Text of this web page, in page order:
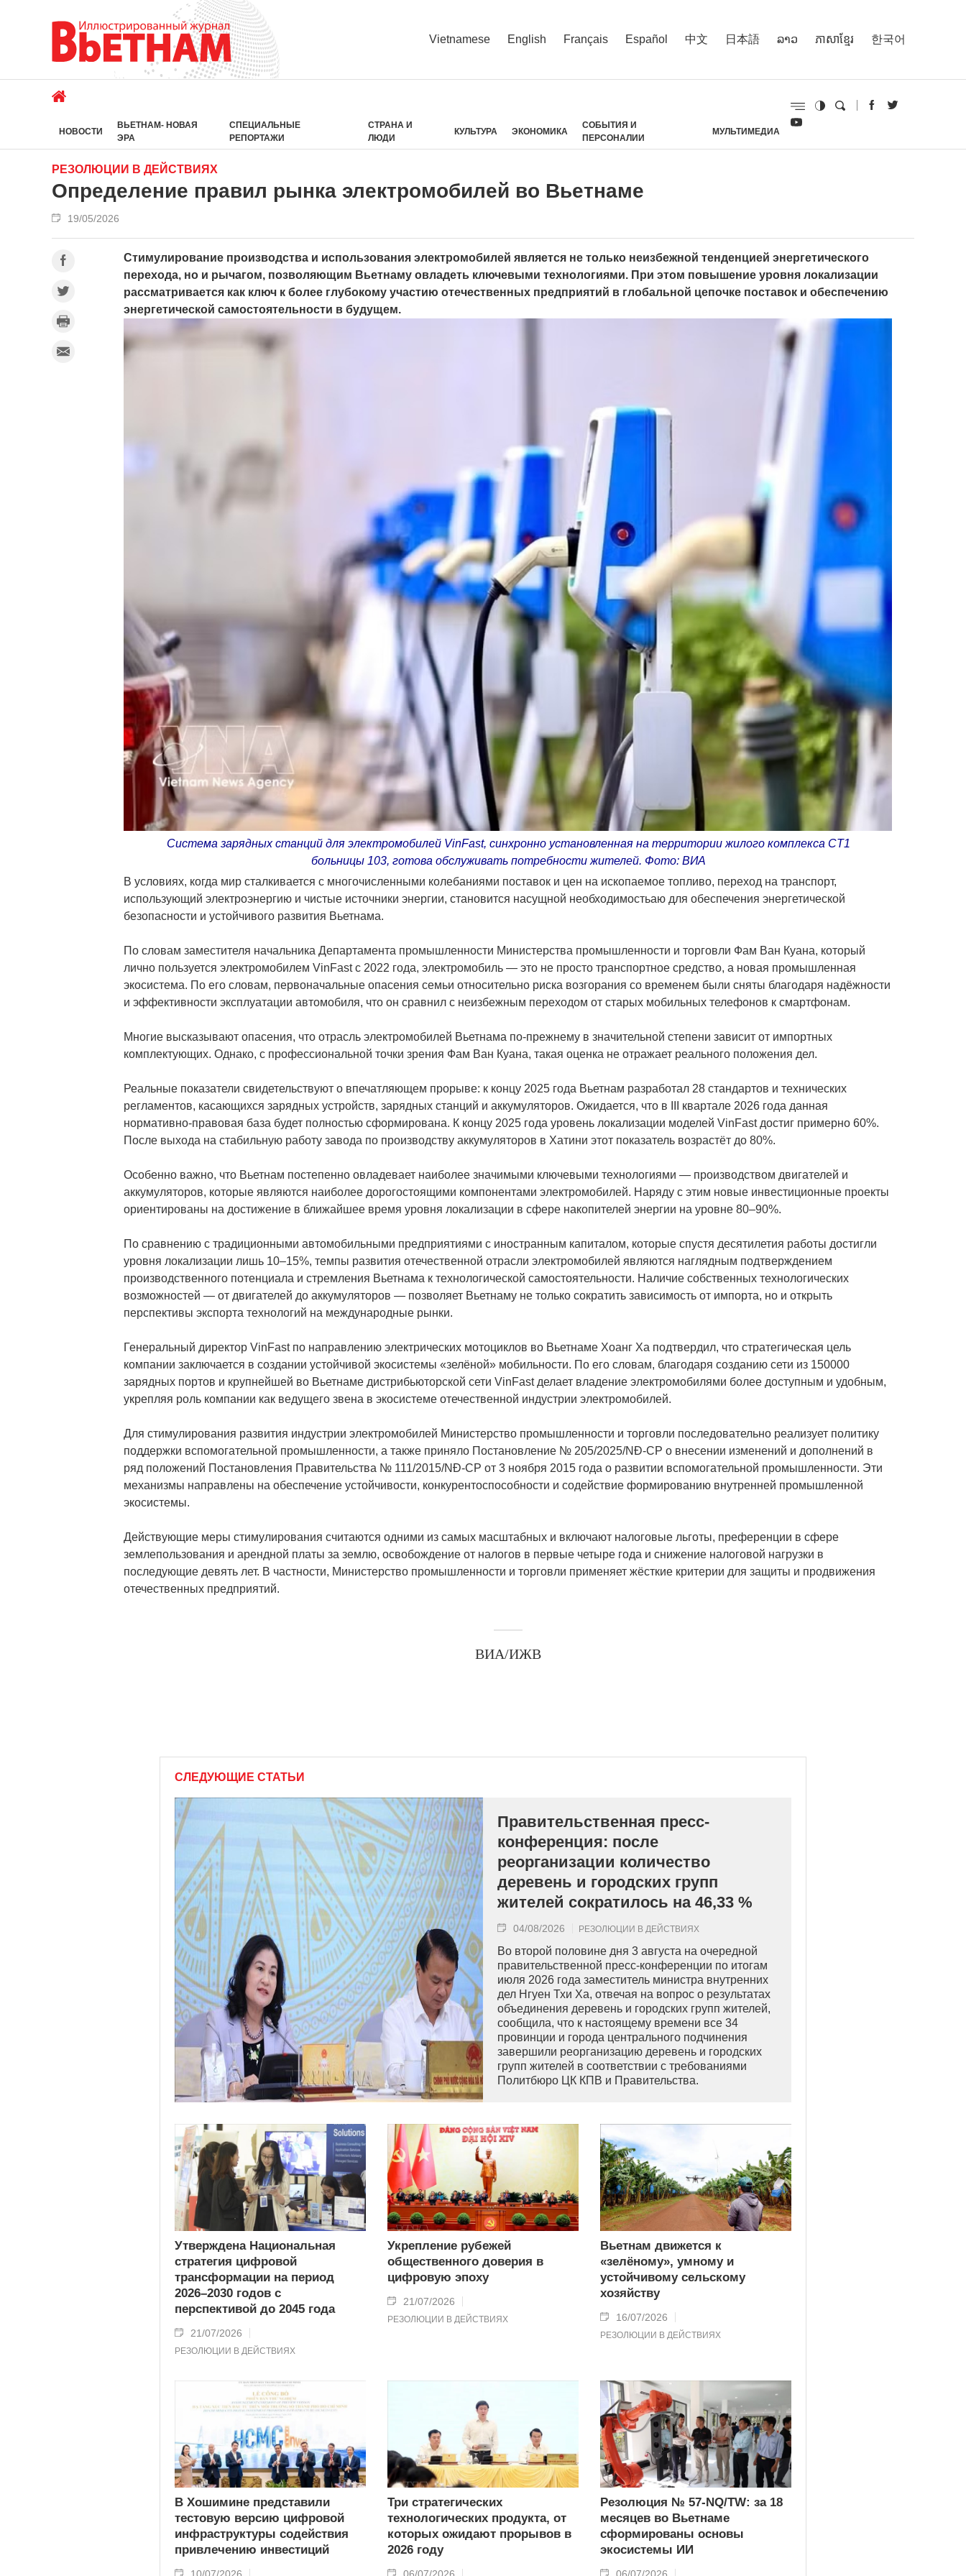
Vietnamese English Français Español 中文 日本語 ລາວ ភាសាខ្មែរ 한국어
НОВОСТИ
ВЬЕТНАМ- НОВАЯ
ЭРА
СПЕЦИАЛЬНЫЕ
РЕПОРТАЖИ
СТРАНА И
ЛЮДИ
КУЛЬТУРА ЭКОНОМИКА
СОБЫТИЯ И
ПЕРСОНАЛИИ
МУЛЬТИМЕДИА
РЕЗОЛЮЦИИ В ДЕЙСТВИЯХ
Определение правил рынка электромобилей во Вьетнаме
19/05/2026
Стимулирование производства и использования электромобилей является не только неизбежной тенденцией энергетического
перехода, но и рычагом, позволяющим Вьетнаму овладеть ключевыми технологиями. При этом повышение уровня локализации
рассматривается как ключ к более глубокому участию отечественных предприятий в глобальной цепочке поставок и обеспечению
энергетической самостоятельности в будущем.
Система зарядных станций для электромобилей VinFast, синхронно установленная на территории жилого комплекса CT1
больницы 103, готова обслуживать потребности жителей. Фото: ВИА
В условиях, когда мир сталкивается с многочисленными колебаниями поставок и цен на ископаемое топливо, переход на транспорт,
использующий электроэнергию и чистые источники энергии, становится насущной необходимостьaю для обеспечения энергетической
безопасности и устойчивого развития Вьетнама.
По словам заместителя начальника Департамента промышленности Министерства промышленности и торговли Фам Ван Куана, который
лично пользуется электромобилем VinFast с 2022 года, электромобиль — это не просто транспортное средство, а новая промышленная
экосистема. По его словам, первоначальные опасения семьи относительно риска возгорания со временем были сняты благодаря надёжности
и эффективности эксплуатации автомобиля, что он сравнил с неизбежным переходом от старых мобильных телефонов к смартфонам.
Многие высказывают опасения, что отрасль электромобилей Вьетнама по-прежнему в значительной степени зависит от импортных
комплектующих. Однако, с профессиональной точки зрения Фам Ван Куана, такая оценка не отражает реального положения дел.
Реальные показатели свидетельствуют о впечатляющем прорыве: к концу 2025 года Вьетнам разработал 28 стандартов и технических
регламентов, касающихся зарядных устройств, зарядных станций и аккумуляторов. Ожидается, что в III квартале 2026 года данная
нормативно-правовая база будет полностью сформирована. К концу 2025 года уровень локализации моделей VinFast достиг примерно 60%.
После выхода на стабильную работу завода по производству аккумуляторов в Хатини этот показатель возрастёт до 80%.
Особенно важно, что Вьетнам постепенно овладевает наиболее значимыми ключевыми технологиями — производством двигателей и
аккумуляторов, которые являются наиболее дорогостоящими компонентами электромобилей. Наряду с этим новые инвестиционные проекты
ориентированы на достижение в ближайшее время уровня локализации в сфере накопителей энергии на уровне 80–90%.
По сравнению с традиционными автомобильными предприятиями с иностранным капиталом, которые спустя десятилетия работы достигли
уровня локализации лишь 10–15%, темпы развития отечественной отрасли электромобилей являются наглядным подтверждением
производственного потенциала и стремления Вьетнама к технологической самостоятельности. Наличие собственных технологических
возможностей — от двигателей до аккумуляторов — позволяет Вьетнаму не только сократить зависимость от импорта, но и открыть
перспективы экспорта технологий на международные рынки.
Генеральный директор VinFast по направлению электрических мотоциклов во Вьетнаме Хоанг Ха подтвердил, что стратегическая цель
компании заключается в создании устойчивой экосистемы «зелёной» мобильности. По его словам, благодаря созданию сети из 150000
зарядных портов и крупнейшей во Вьетнаме дистрибьюторской сети VinFast делает владение электромобилями более доступным и удобным,
укрепляя роль компании как ведущего звена в экосистеме отечественной индустрии электромобилей.
Для стимулирования развития индустрии электромобилей Министерство промышленности и торговли последовательно реализует политику
поддержки вспомогательной промышленности, а также приняло Постановление № 205/2025/NĐ-CP о внесении изменений и дополнений в
ряд положений Постановления Правительства № 111/2015/NĐ-CP от 3 ноября 2015 года о развитии вспомогательной промышленности. Эти
механизмы направлены на обеспечение устойчивости, конкурентоспособности и содействие формированию внутренней промышленной
экосистемы.
Действующие меры стимулирования считаются одними из самых масштабных и включают налоговые льготы, преференции в сфере
землепользования и арендной платы за землю, освобождение от налогов в первые четыре года и снижение налоговой нагрузки в
последующие девять лет. В частности, Министерство промышленности и торговли применяет жёсткие критерии для защиты и продвижения
отечественных предприятий.
ВИА/ИЖВ
СЛЕДУЮЩИЕ СТАТЬИ
Правительственная пресс-
конференция: после
реорганизации количество
деревень и городских групп
жителей сократилось на 46,33 %
04/08/2026 РЕЗОЛЮЦИИ В ДЕЙСТВИЯХ
Во второй половине дня 3 августа на очередной
правительственной пресс-конференции по итогам
июля 2026 года заместитель министра внутренних
дел Нгуен Тхи Ха, отвечая на вопрос о результатах
объединения деревень и городских групп жителей,
сообщила, что к настоящему времени все 34
провинции и города центрального подчинения
завершили реорганизацию деревень и городских
групп жителей в соответствии с требованиями
Политбюро ЦК КПВ и Правительства.
Утверждена Национальная
стратегия цифровой
трансформации на период
2026–2030 годов с
перспективой до 2045 года
21/07/2026
РЕЗОЛЮЦИИ В ДЕЙСТВИЯХ
Укрепление рубежей
общественного доверия в
цифровую эпоху
21/07/2026
РЕЗОЛЮЦИИ В ДЕЙСТВИЯХ
Вьетнам движется к
«зелёному», умному и
устойчивому сельскому
хозяйству
16/07/2026
РЕЗОЛЮЦИИ В ДЕЙСТВИЯХ
В Хошимине представили
тестовую версию цифровой
инфраструктуры содействия
привлечению инвестиций
10/07/2026
Три стратегических
технологических продукта, от
которых ожидают прорывов в
2026 году
06/07/2026
Резолюция № 57-NQ/TW: за 18
месяцев во Вьетнаме
сформированы основы
экосистемы ИИ
06/07/2026